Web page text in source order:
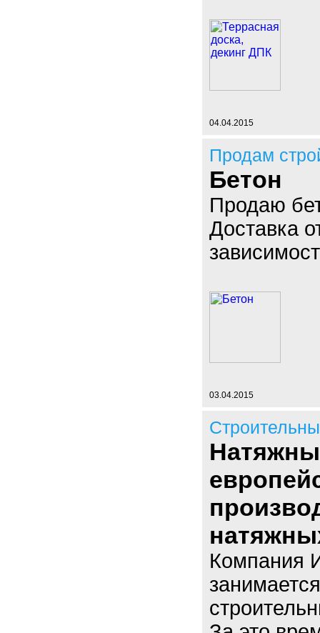
04.04.2015
Продам
Бетон
Продаю
Доставка
03.04.2015
Компания